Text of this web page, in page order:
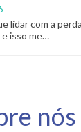
lidar com a
isso me…
nós